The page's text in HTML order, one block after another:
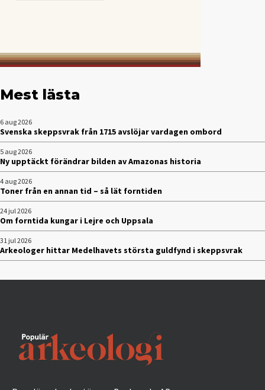
Mest lästa
6 aug 2026
Svenska skeppsvrak från 1715 avslöjar vardagen ombord
5 aug 2026
Ny upptäckt förändrar bilden av Amazonas historia
4 aug 2026
Toner från en annan tid – så lät forntiden
24 jul 2026
Om forntida kungar i Lejre och Uppsala
31 jul 2026
Arkeologer hittar Medelhavets största guldfynd i skeppsvrak